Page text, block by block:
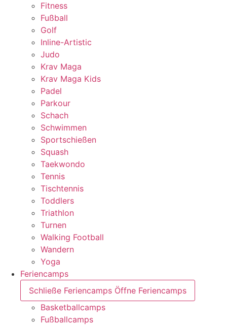
Fitness
Fußball
Golf
Inline-Artistic
Judo
Krav Maga
Krav Maga Kids
Padel
Parkour
Schach
Schwimmen
Sportschießen
Squash
Taekwondo
Tennis
Tischtennis
Toddlers
Triathlon
Turnen
Walking Football
Wandern
Yoga
Feriencamps
Schließe Feriencamps Öffne Feriencamps
Basketballcamps
Fußballcamps